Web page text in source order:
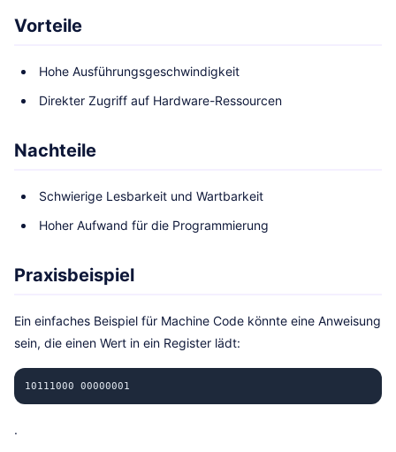
Vorteile
Hohe Ausführungsgeschwindigkeit
Direkter Zugriff auf Hardware-Ressourcen
Nachteile
Schwierige Lesbarkeit und Wartbarkeit
Hoher Aufwand für die Programmierung
Praxisbeispiel
Ein einfaches Beispiel für Machine Code könnte eine Anweisung
sein, die einen Wert in ein Register lädt:
10111000 00000001
.